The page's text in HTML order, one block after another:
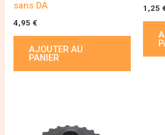
sans DA
4,95 €
AJOUTER AU
PANIER
1,25